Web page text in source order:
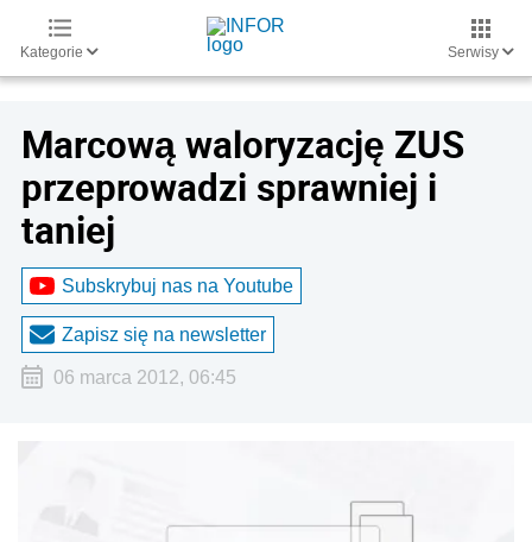
Kategorie Serwisy
Marcową waloryzację ZUS
przeprowadzi sprawniej i
taniej
Subskrybuj nas na Youtube
Zapisz się na newsletter
06 marca 2012, 06:45